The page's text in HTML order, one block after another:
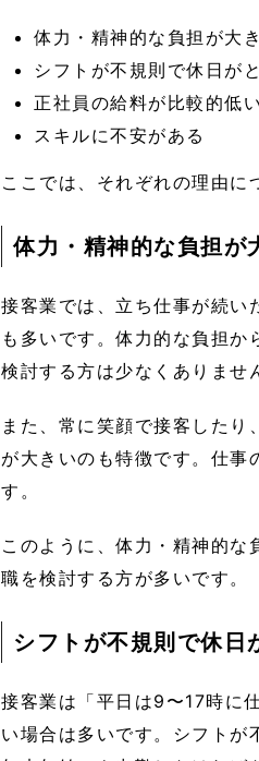
体力・精神的な負担が大
シフトが不規則で休日が
正社員の給料が比較的低い
スキルに不安がある
ここでは、それぞれの理由に
体力・精神的な負担が
接客業では、立ち仕事が続い
も多いです。体力的な負担
検討する方は少なくありませ
また、常に笑顔で接客した
が大きいのも特徴です。仕事
す。
このように、体力・精神的
職を検討する方が多いです。
シフトが不規則で休日
接客業は「平日は9〜17時に
い場合は多いです。シフトが